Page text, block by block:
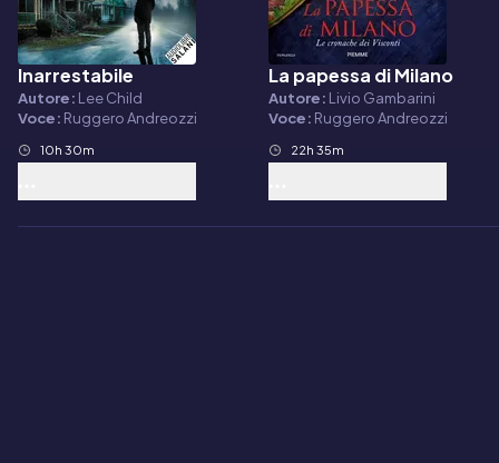
Audiolibro
Inarrestabile
Autore: Lee Child
Voce: Ruggero Andreozzi
10h 30m
Audiolibro
La papessa di Milano
Autore: Livio Gambarini
Voce: Ruggero Andreozzi
22h 35m